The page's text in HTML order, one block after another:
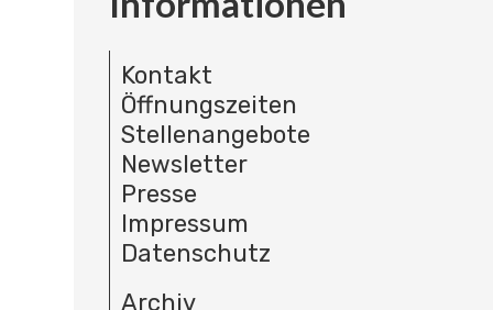
Kontakt
Öffnungszeiten
Stellenangebote
Newsletter
Presse
Impressum
Datenschutz
Archiv